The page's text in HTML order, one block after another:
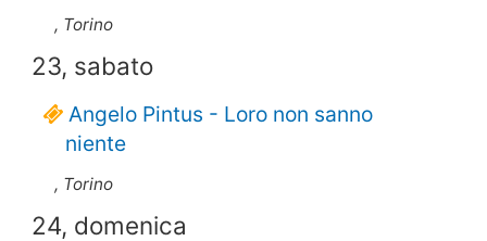
, Torino
23, sabato
Angelo Pintus - Loro non sanno
niente
, Torino
24, domenica